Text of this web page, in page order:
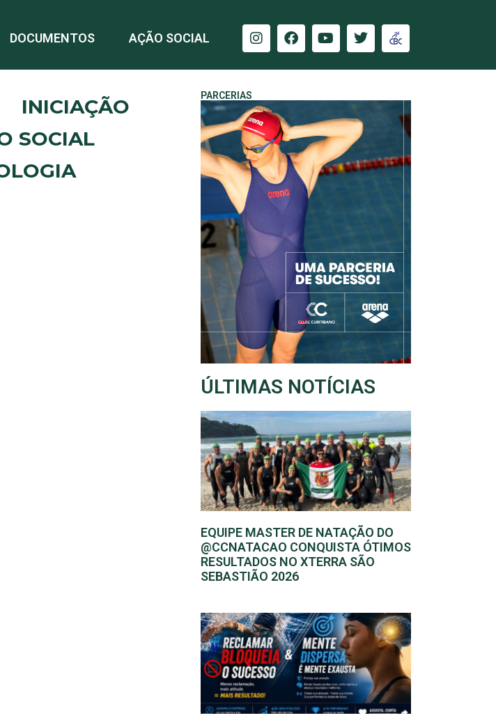
DOCUMENTOS AÇÃO SOCIAL
INICIAÇÃO
SOCIAL
PARCERIAS
ÚLTIMAS NOTÍCIAS
EQUIPE MASTER DE NATAÇÃO DO
@CCNATACAO CONQUISTA ÓTIMOS
RESULTADOS NO XTERRA SÃO
SEBASTIÃO 2026